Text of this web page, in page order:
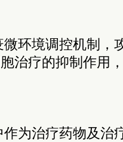
环境调控机制，
治疗的抑制作用
为治疗药物及治